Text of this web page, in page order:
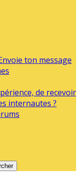
ton message
de recevoir
internautes ?